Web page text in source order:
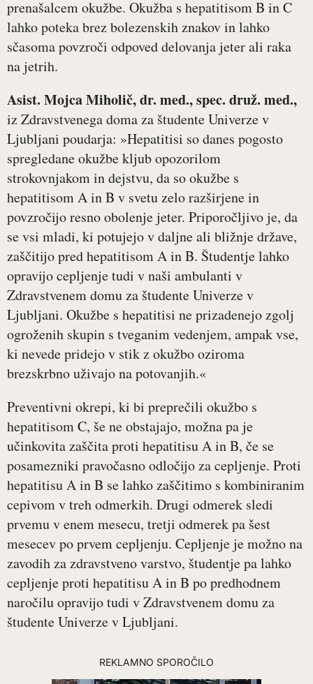
prenašalcem okužbe. Okužba s hepatitisom B in C
lahko poteka brez bolezenskih znakov in lahko
sčasoma povzroči odpoved delovanja jeter ali raka
na jetrih.
Asist. Mojca Miholič, dr. med., spec. druž. med.,
iz Zdravstvenega doma za študente Univerze v
Ljubljani poudarja: »Hepatitisi so danes pogosto
spregledane okužbe kljub opozorilom
strokovnjakom in dejstvu, da so okužbe s
hepatitisom A in B v svetu zelo razširjene in
povzročijo resno obolenje jeter. Priporočljivo je, da
se vsi mladi, ki potujejo v daljne ali bližnje države,
zaščitijo pred hepatitisom A in B. Študentje lahko
opravijo cepljenje tudi v naši ambulanti v
Zdravstvenem domu za študente Univerze v
Ljubljani. Okužbe s hepatitisi ne prizadenejo zgolj
ogroženih skupin s tveganim vedenjem, ampak vse,
ki nevede pridejo v stik z okužbo oziroma
brezskrbno uživajo na potovanjih.«
Preventivni okrepi, ki bi preprečili okužbo s
hepatitisom C, še ne obstajajo, možna pa je
učinkovita zaščita proti hepatitisu A in B, če se
posamezniki pravočasno odločijo za cepljenje. Proti
hepatitisu A in B se lahko zaščitimo s kombiniranim
cepivom v treh odmerkih. Drugi odmerek sledi
prvemu v enem mesecu, tretji odmerek pa šest
mesecev po prvem cepljenju. Cepljenje je možno na
zavodih za zdravstveno varstvo, študentje pa lahko
cepljenje proti hepatitisu A in B po predhodnem
naročilu opravijo tudi v Zdravstvenem domu za
študente Univerze v Ljubljani.
REKLAMNO SPOROČILO